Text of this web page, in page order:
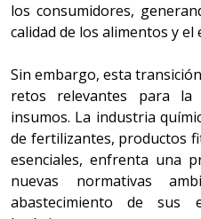
los consumidores,
calidad de los alimentos y el
Sin embargo, esta
retos relevantes para la
insumos. La industria
de fertilizantes, productos
esenciales, enfrenta una
nuevas normativas
abastecimiento de sus